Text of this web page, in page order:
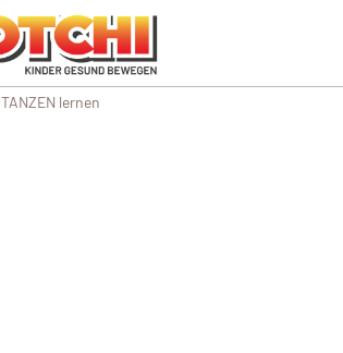
TANZEN lernen